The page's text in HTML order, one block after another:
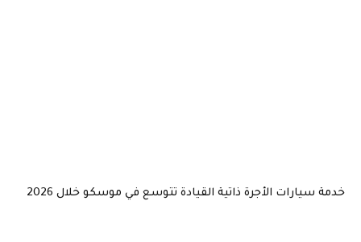
الأجرة ذاتية القيادة تتوسع في موسكو خلال 2026